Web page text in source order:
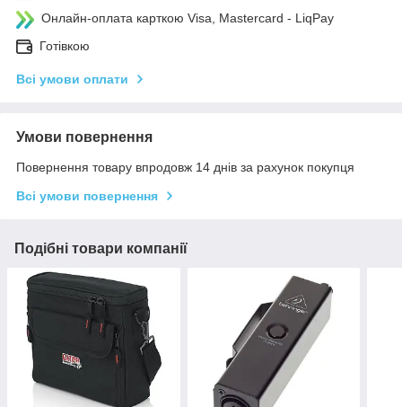
Онлайн-оплата карткою Visa, Mastercard - LiqPay
Готівкою
Всі умови оплати
Умови повернення
Повернення товару впродовж 14 днів за рахунок покупця
Всі умови повернення
Подібні товари компанії